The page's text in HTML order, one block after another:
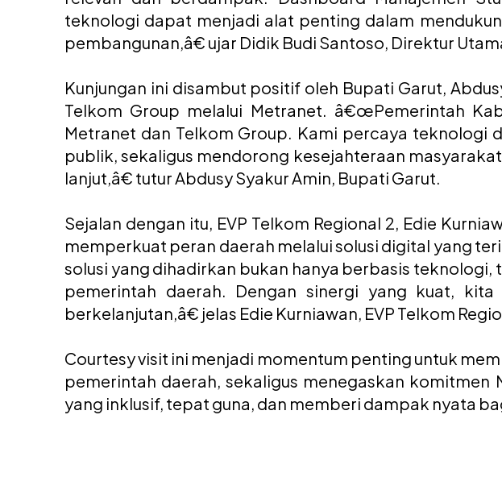
teknologi dapat menjadi alat penting dalam
pembangunan,â€ ujar Didik Budi Santoso, Direktur
Kunjungan ini disambut positif oleh Bupati Garut,
Telkom Group melalui Metranet. â€œPemerintah
Metranet dan Telkom Group. Kami percaya teknologi
publik, sekaligus mendorong kesejahteraan
lanjut,â€ tutur Abdusy Syakur Amin, Bupati Garut.
Sejalan dengan itu, EVP Telkom Regional 2, Edie
memperkuat peran daerah melalui solusi digital yang
solusi yang dihadirkan bukan hanya berbasis
pemerintah daerah. Dengan sinergi yang kuat,
berkelanjutan,â€ jelas Edie Kurniawan, EVP Telkom
Courtesy visit ini menjadi momentum penting untuk
pemerintah daerah, sekaligus menegaskan
yang inklusif, tepat guna, dan memberi dampak nyata